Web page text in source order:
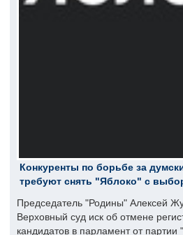
Конкуренты по борьбе за
требуют снять "Яблоко" с
Председатель "Родины" Алексей
Верховный суд иск об отмене
кандидатов в парламент от